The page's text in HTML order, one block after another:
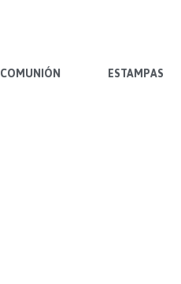
COMUNIÓN ESTAMPAS